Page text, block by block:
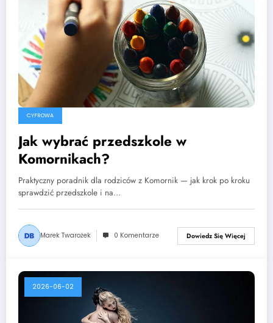
CYFROWA
Jak wybrać przedszkole w
Komornikach?
Praktyczny poradnik dla rodziców z Komornik — jak krok po kroku
sprawdzić przedszkole i na…
Marek Twarożek 0 Komentarze Dowiedz Się Więcej
2026-06-02